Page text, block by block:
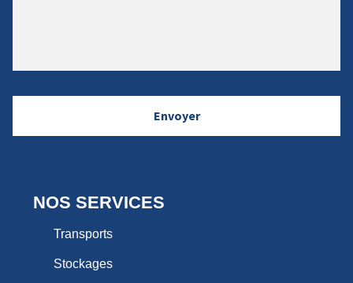
NOS SERVICES
Transports
Stockages